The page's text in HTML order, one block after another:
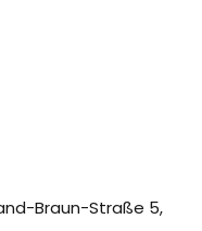
Braun-Straße 5,